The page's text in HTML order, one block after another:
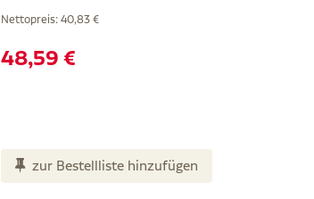
Nettopreis: 40,83 €
48,59 €
zur Bestellliste hinzufügen